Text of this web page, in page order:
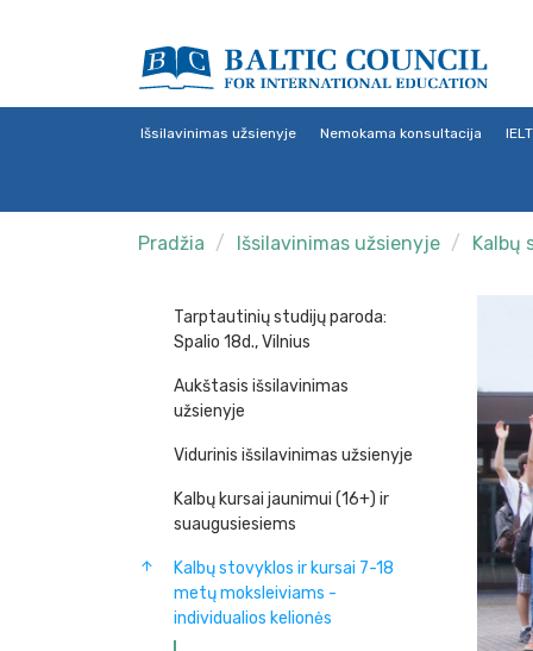
Išsilavinimas užsienyje Nemokama konsultacija
Pradžia Išsilavinimas užsienyje Kalbų
Tarptautinių studijų paroda:
Spalio 18d., Vilnius
Aukštasis išsilavinimas
užsienyje
Vidurinis išsilavinimas užsienyje
Kalbų kursai jaunimui (16+) ir
suaugusiesiems
Kalbų stovyklos ir kursai 7-18
metų moksleiviams -
individualios kelionės